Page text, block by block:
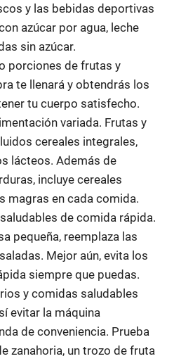
y las bebidas deportivas
azúcar por agua, leche
sin azúcar.
porciones de frutas y
te llenará y obtendrás los
tu cuerpo satisfecho.
variada. Frutas y
cereales integrales,
lácteos. Además de
incluye cereales
magras en cada comida.
de comida rápida.
pequeña, reemplaza las
Mejor aún, evita los
siempre que puedas.
y comidas saludables
evitar la máquina
de conveniencia. Prueba
zanahoria, un trozo de fruta